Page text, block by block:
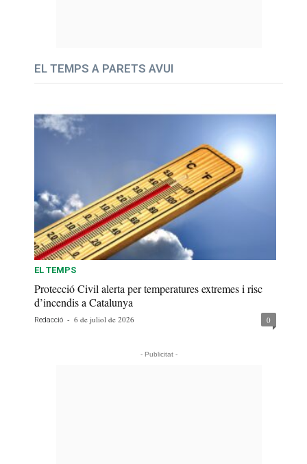
EL TEMPS A PARETS AVUI
EL TEMPS
Protecció Civil alerta per temperatures extremes i risc
d’incendis a Catalunya
Redacció - 6 de juliol de 2026 0
- Publicitat -